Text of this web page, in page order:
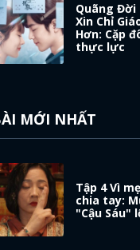
Quãng Đời
Xin Chỉ
Hơn: Cặp
thực lực
MỚI NHẤT
Tập 4 Vì
chia tay:
"Cậu Sáu"